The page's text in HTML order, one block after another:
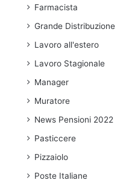
Farmacista
Grande Distribuzione
Lavoro all'estero
Lavoro Stagionale
Manager
Muratore
News Pensioni 2022
Pasticcere
Pizzaiolo
Poste Italiane